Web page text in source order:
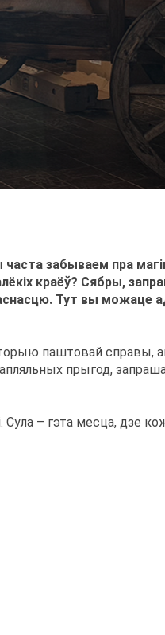
забываем пра
краёў? Сябры,
Тут вы можаце
паштовай справы,
прыгод,
Сула – гэта месца, дзе